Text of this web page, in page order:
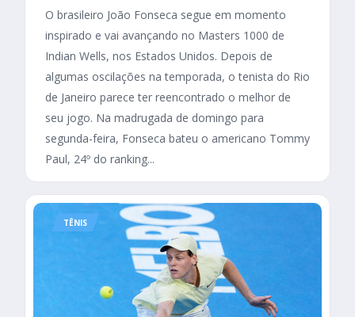
O brasileiro João Fonseca segue em momento
inspirado e vai avançando no Masters 1000 de
Indian Wells, nos Estados Unidos. Depois de
algumas oscilações na temporada, o tenista do Rio
de Janeiro parece ter reencontrado o melhor de
seu jogo. Na madrugada de domingo para
segunda-feira, Fonseca bateu o americano Tommy
Paul, 24º do ranking...
TÊNIS